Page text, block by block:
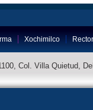
Xochimilco
Col. Villa Quietud,